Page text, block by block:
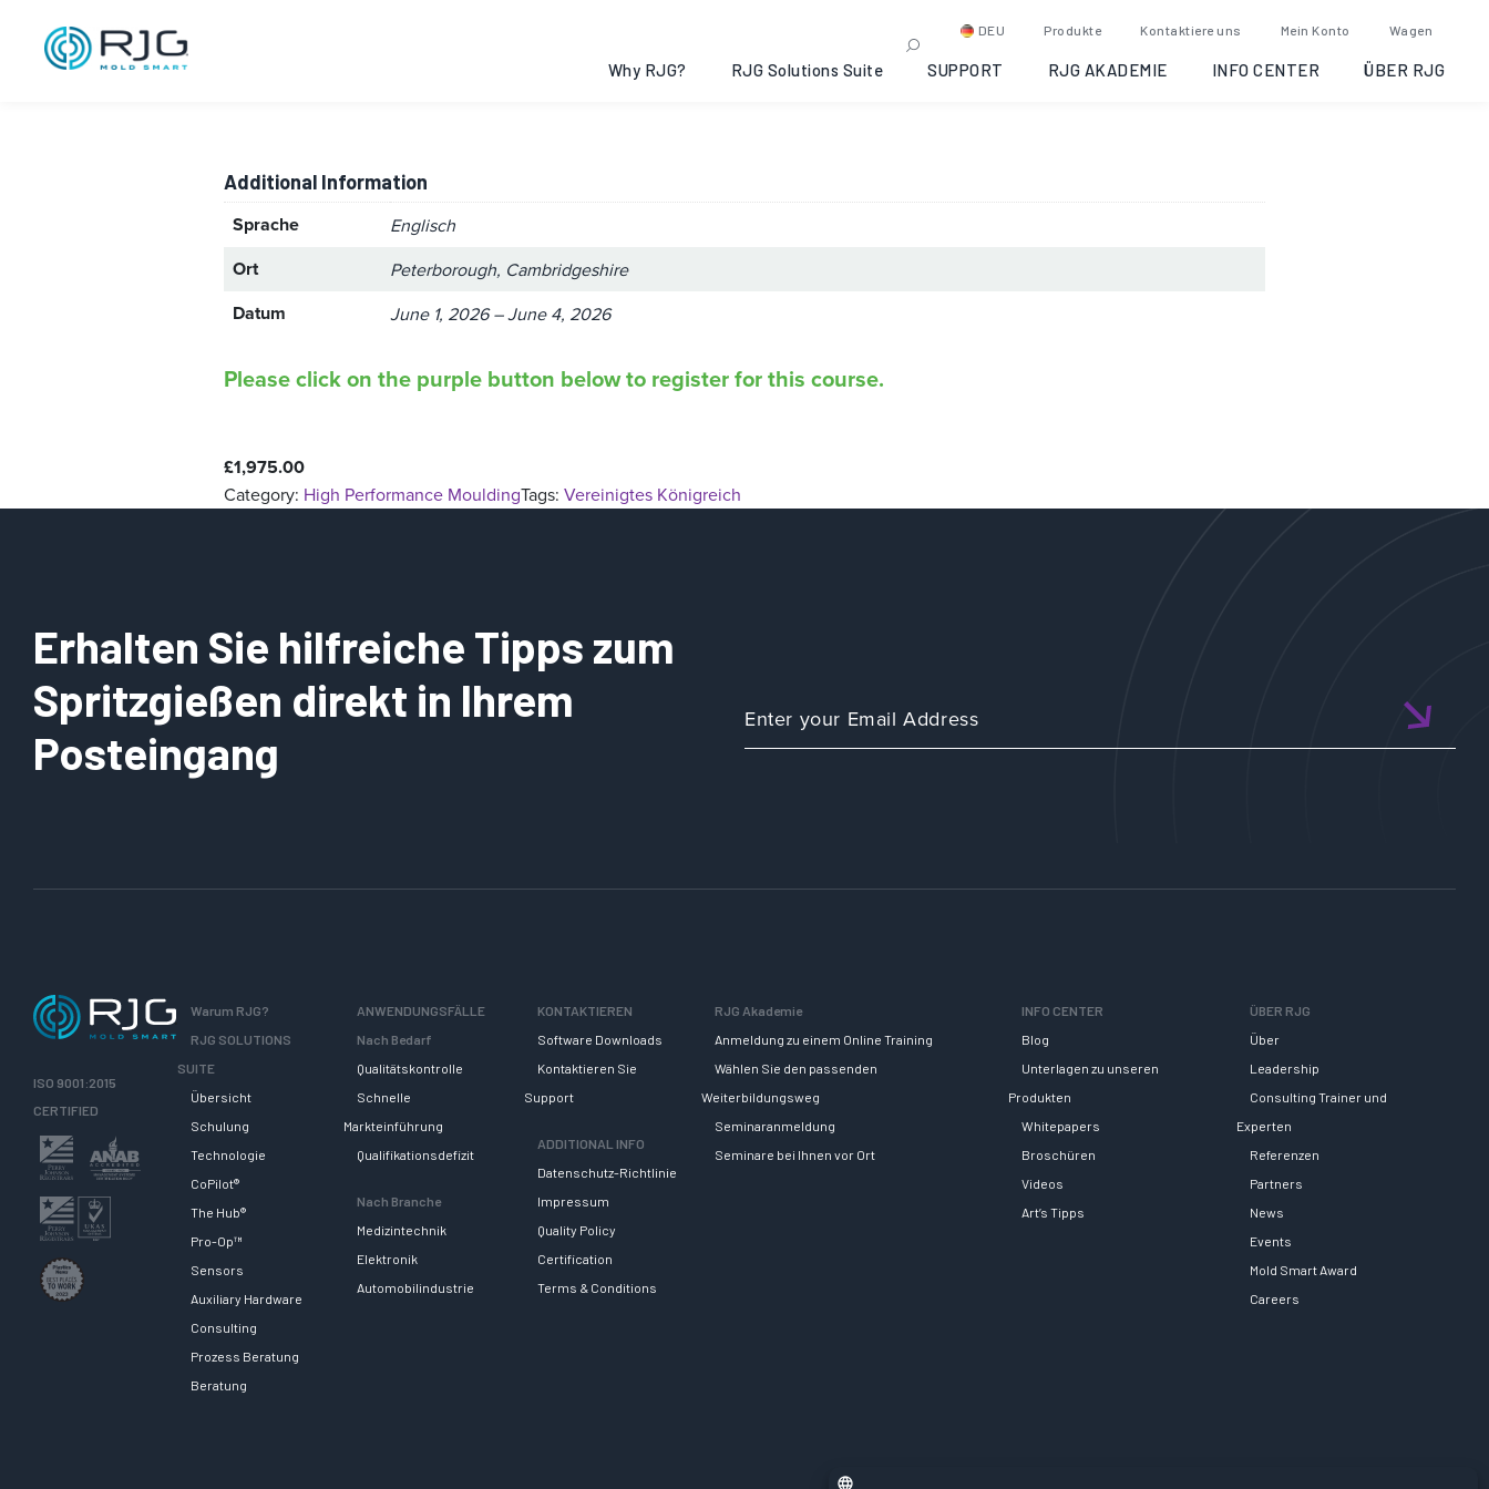
DEU Produkte Kontaktiere uns Mein Konto Wagen
Why RJG? RJG Solutions Suite SUPPORT RJG AKADEMIE INFO CENTER ÜBER RJG
High Performance Moulding: Peterborough,
Cambridgeshire, 2026-06-01
Additional Information
Sprache Englisch
Ort Peterborough, Cambridgeshire
Datum June 1, 2026 – June 4, 2026
Please click on the purple button below to register for this course.
£1,975.00
Category: High Performance MouldingTags: Vereinigtes Königreich
Erhalten Sie hilfreiche Tipps zum
Spritzgießen direkt in Ihrem
Posteingang
ISO 9001:2015
CERTIFIED
Warum RJG?
RJG SOLUTIONS
SUITE
Übersicht
Schulung
Technologie
CoPilot®
The Hub®
Pro-Op™
Sensors
Auxiliary Hardware
Consulting
Prozess Beratung
Beratung
ANWENDUNGSFÄLLE
Nach Bedarf
Qualitätskontrolle
Schnelle
Markteinführung
Qualifikationsdefizit
Nach Branche
Medizintechnik
Elektronik
Automobilindustrie
KONTAKTIEREN
Software Downloads
Kontaktieren Sie
Support
ADDITIONAL INFO
Datenschutz-Richtlinie
Impressum
Quality Policy
Certification
Terms & Conditions
RJG Akademie
Anmeldung zu einem Online Training
Wählen Sie den passenden
Weiterbildungsweg
Seminaranmeldung
Seminare bei Ihnen vor Ort
INFO CENTER
Blog
Unterlagen zu unseren
Produkten
Whitepapers
Broschüren
Videos
Art’s Tipps
ÜBER RJG
Über
Leadership
Consulting Trainer und
Experten
Referenzen
Partners
News
Events
Mold Smart Award
Careers